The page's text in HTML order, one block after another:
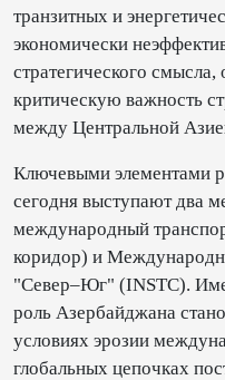
транзитных и
экономически
стратегического
критическую важность
между Центральной
Ключевыми элементами
сегодня выступают два
международный
коридор) и
"Север–Юг" (INSTC).
роль Азербайджана
условиях эрозии
глобальных цепочках